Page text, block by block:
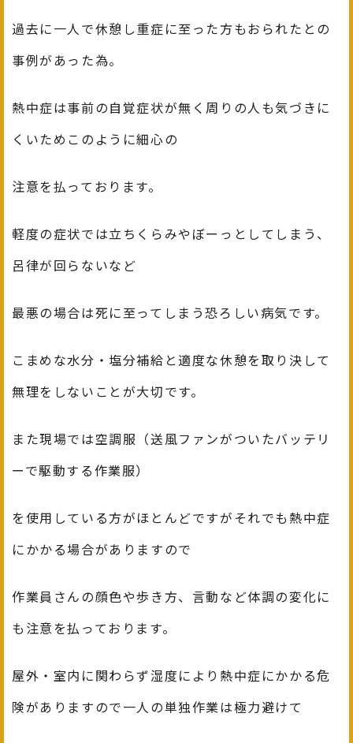
過去に一人で休憩し重症に至った方もおられたとの
事例があった為。
熱中症は事前の自覚症状が無く周りの人も気づきに
くいためこのように細心の
注意を払っております。
軽度の症状では立ちくらみやぼーっとしてしまう、
呂律が回らないなど
最悪の場合は死に至ってしまう恐ろしい病気です。
こまめな水分・塩分補給と適度な休憩を取り決して
無理をしないことが大切です。
また現場では空調服（送風ファンがついたバッテリ
ーで駆動する作業服）
を使用している方がほとんどですがそれでも熱中症
にかかる場合がありますので
作業員さんの顔色や歩き方、言動など体調の変化に
も注意を払っております。
屋外・室内に関わらず湿度により熱中症にかかる危
険がありますので一人の単独作業は極力避けて